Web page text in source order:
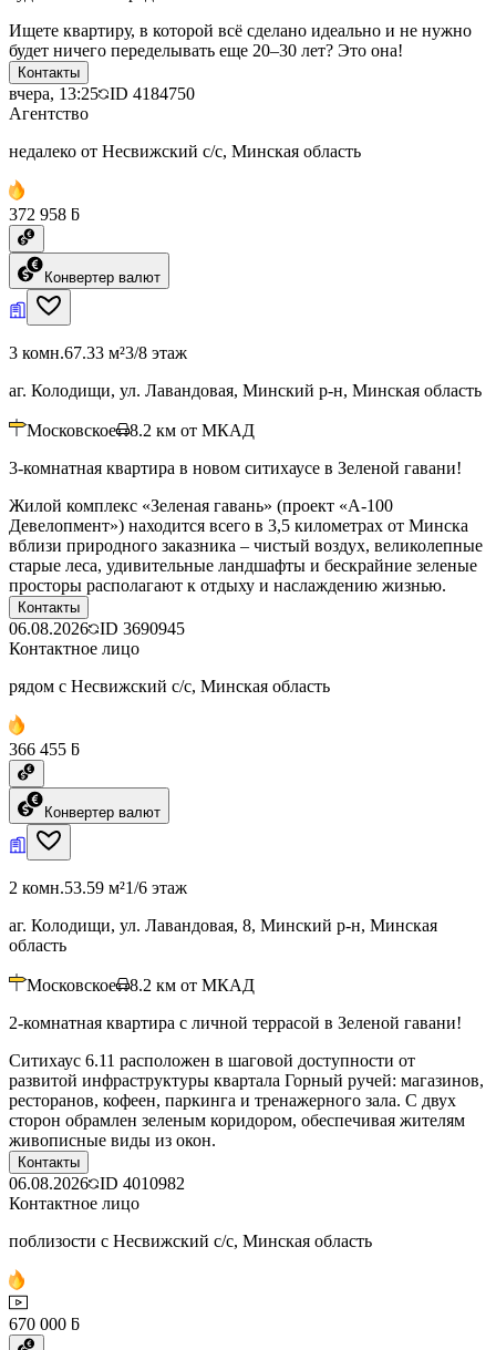
Ищете квартиру, в которой всё сделано идеально и не нужно
будет ничего переделывать еще 20–30 лет? Это она!
Контакты
вчера, 13:25 ID 4184750
Агентство
недалеко от Несвижский с/с, Минская область
372 958 ƃ
Конвертер валют
3 комн.67.33 м²3/8 этаж
аг. Колодищи, ул. Лавандовая, Минский р-н, Минская область
Московское 8.2 км от МКАД
3-комнатная квартира в новом ситихаусе в Зеленой гавани!
Жилой комплекс «Зеленая гавань» (проект «А-100
Девелопмент») находится всего в 3,5 километрах от Минска
вблизи природного заказника – чистый воздух, великолепные
старые леса, удивительные ландшафты и бескрайние зеленые
просторы располагают к отдыху и наслаждению жизнью.
Контакты
06.08.2026 ID 3690945
Контактное лицо
рядом с Несвижский с/с, Минская область
366 455 ƃ
Конвертер валют
2 комн.53.59 м²1/6 этаж
аг. Колодищи, ул. Лавандовая, 8, Минский р-н, Минская
область
Московское 8.2 км от МКАД
2-комнатная квартира с личной террасой в Зеленой гавани!
Ситихаус 6.11 расположен в шаговой доступности от
развитой инфраструктуры квартала Горный ручей: магазинов,
ресторанов, кофеен, паркинга и тренажерного зала. С двух
сторон обрамлен зеленым коридором, обеспечивая жителям
живописные виды из окон.
Контакты
06.08.2026 ID 4010982
Контактное лицо
поблизости с Несвижский с/с, Минская область
670 000 ƃ